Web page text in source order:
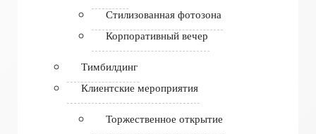
Стилизованная фотозона
Корпоративный вечер
Тимбилдинг
Клиентские мероприятия
Торжественное открытие